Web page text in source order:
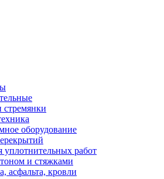
оборудование
уплотнительных работ
и стяжками
асфальта, кровли